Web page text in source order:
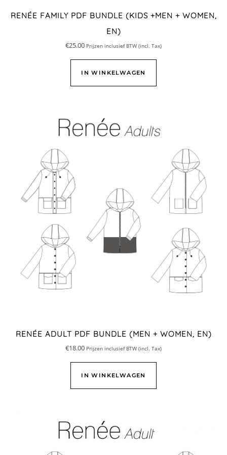
RENÉE FAMILY PDF BUNDLE (KIDS +MEN + WOMEN,
EN)
€25.00 Prijzen inclusief BTW (incl. Tax)
IN WINKELWAGEN
RENÉE ADULT PDF BUNDLE (MEN + WOMEN, EN)
€18.00 Prijzen inclusief BTW (incl. Tax)
IN WINKELWAGEN